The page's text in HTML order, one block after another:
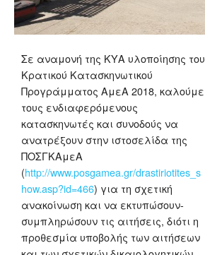
Σε αναμονή της ΚΥΑ υλοποίησης του
Κρατικού Κατασκηνωτικού
Προγράμματος ΑμεΑ 2018, καλούμε
τους ενδιαφερόμενους
κατασκηνωτές και συνοδούς να
ανατρέξουν στην ιστοσελίδα της
ΠΟΣΓΚΑμεΑ
(http://www.posgamea.gr/drastiriotites_s
how.asp?id=466) για τη σχετική
ανακοίνωση και να εκτυπώσουν-
συμπληρώσουν τις αιτήσεις, διότι η
προθεσμία υποβολής των αιτήσεων